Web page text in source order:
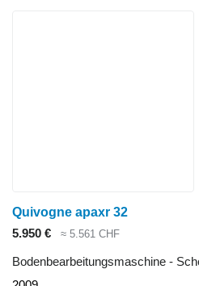
Quivogne apaxr 32
5.950 €
≈ 5.561 CHF
Bodenbearbeitungsmaschine -